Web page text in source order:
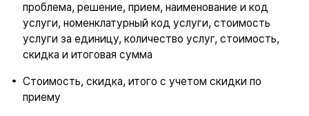
проблема, решение, прием, наименование и код
услуги, номенклатурный код услуги, стоимость
услуги за единицу, количество услуг, стоимость,
скидка и итоговая сумма
Стоимость, скидка, итого с учетом скидки по
приему